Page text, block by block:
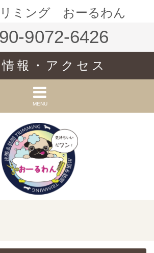
ミング おーるわん
9072-6426
報・アクセス
MENU